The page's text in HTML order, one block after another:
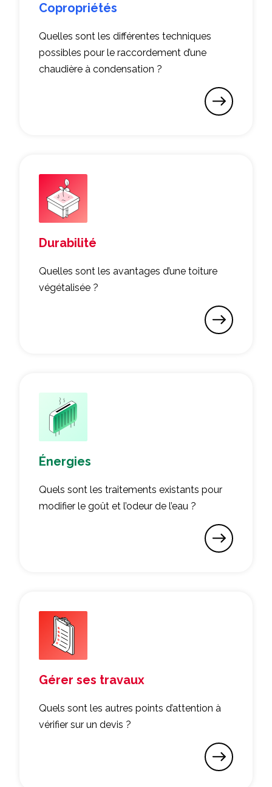
Copropriétés
Quelles sont les différentes techniques
possibles pour le raccordement d’une
chaudière à condensation ?
Durabilité
Quelles sont les avantages d’une toiture
végétalisée ?
Énergies
Quels sont les traitements existants pour
modifier le goût et l’odeur de l’eau ?
Gérer ses travaux
Quels sont les autres points d’attention à
vérifier sur un devis ?